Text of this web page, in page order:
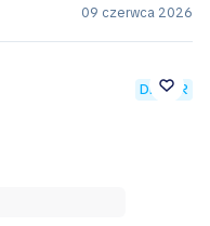
09 czerwca 2026
DEALER